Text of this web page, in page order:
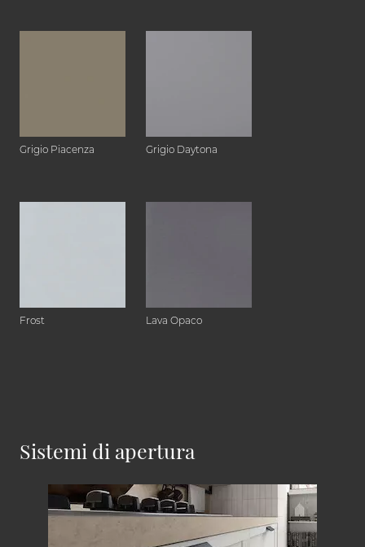
Grigio Piacenza Grigio Daytona
Frost Lava Opaco
Sistemi di apertura